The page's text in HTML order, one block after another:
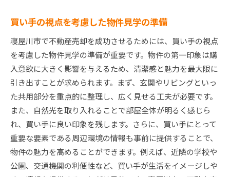
買い手の視点を考慮した物件見学の準備
寝屋川市で不動産売却を成功させるためには、買い手の視点
を考慮した物件見学の準備が重要です。物件の第一印象は購
入意欲に大きく影響を与えるため、清潔感と魅力を最大限に
引き出すことが求められます。まず、玄関やリビングといっ
た共用部分を重点的に整理し、広く見せる工夫が必要です。
また、自然光を取り入れることで部屋全体が明るく感じら
れ、買い手に良い印象を残します。さらに、買い手にとって
重要な要素である周辺環境の情報も事前に提供することで、
物件の魅力を高めることができます。例えば、近隣の学校や
公園、交通機関の利便性など、買い手が生活をイメージしや